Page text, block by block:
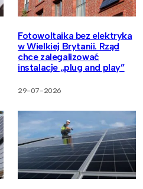
Fotowoltaika bez elektryka
w Wielkiej Brytanii. Rząd
chce zalegalizować
instalacje „plug and play”
29-07-2026